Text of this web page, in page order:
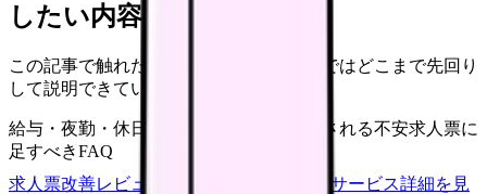
したい内容に直せます
この記事で触れた不安を、自院の求人票ではどこまで先回り
して説明できていますか？
給与・夜勤・休日の見せ方 応募前に離脱される不安求人票に
足すべきFAQ
求人票改善レビューの見積もりを依頼
サービス詳細を見